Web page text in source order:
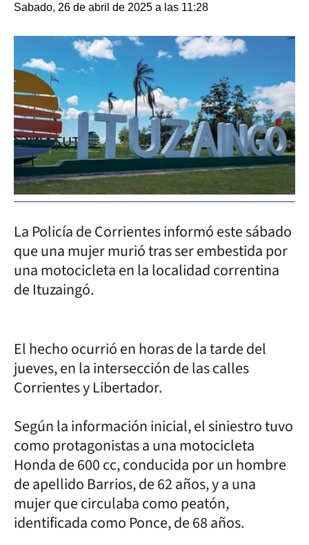
Sabado, 26 de abril de 2025 a las 11:28
La Policía de Corrientes informó este sábado
que una mujer murió tras ser embestida por
una motocicleta en la localidad correntina
de Ituzaingó.
El hecho ocurrió en horas de la tarde del
jueves, en la intersección de las calles
Corrientes y Libertador.
Según la información inicial, el siniestro tuvo
como protagonistas a una motocicleta
Honda de 600 cc, conducida por un hombre
de apellido Barrios, de 62 años, y a una
mujer que circulaba como peatón,
identificada como Ponce, de 68 años.